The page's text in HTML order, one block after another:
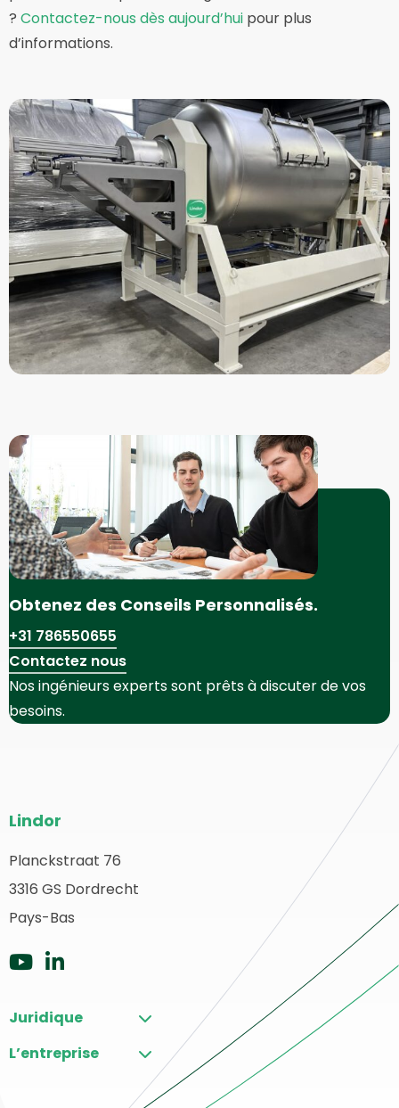
? Contactez-nous dès aujourd’hui pour plus
d’informations.
Obtenez des Conseils Personnalisés.
+31 786550655
Contactez nous
Nos ingénieurs experts sont prêts à discuter de vos
besoins.
de
page
du
site
Lindor
Planckstraat 76
3316 GS Dordrecht
Pays-Bas
Aller
YouTube
Aller
LinkedIn
Juridique
L’entreprise